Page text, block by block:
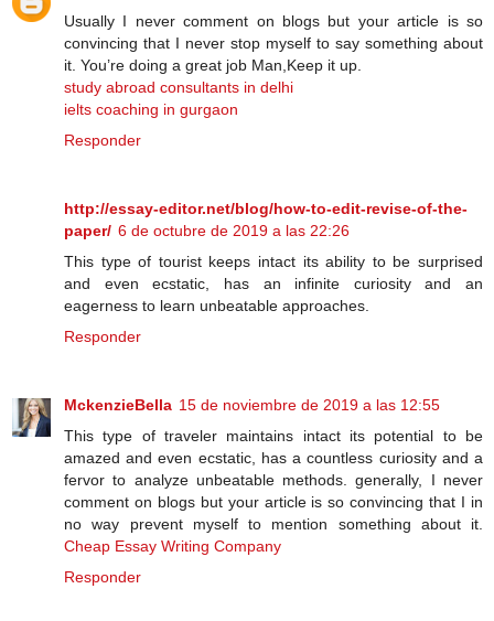
Usually I never comment on blogs but your article is so
convincing that I never stop myself to say something about
it. You’re doing a great job Man,Keep it up.
study abroad consultants in delhi
ielts coaching in gurgaon
Responder
http://essay-editor.net/blog/how-to-edit-revise-of-the-
paper/ 6 de octubre de 2019 a las 22:26
This type of tourist keeps intact its ability to be surprised
and even ecstatic, has an infinite curiosity and an
eagerness to learn unbeatable approaches.
Responder
MckenzieBella 15 de noviembre de 2019 a las 12:55
This type of traveler maintains intact its potential to be
amazed and even ecstatic, has a countless curiosity and a
fervor to analyze unbeatable methods. generally, I never
comment on blogs but your article is so convincing that I in
no way prevent myself to mention something about it.
Cheap Essay Writing Company
Responder